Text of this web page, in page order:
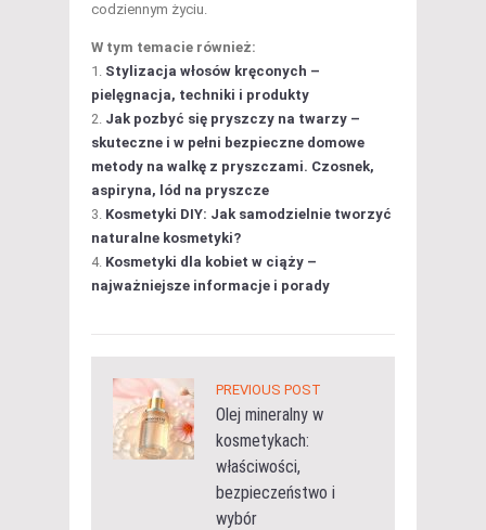
codziennym życiu.
W tym temacie również:
Stylizacja włosów kręconych –
pielęgnacja, techniki i produkty
Jak pozbyć się pryszczy na twarzy –
skuteczne i w pełni bezpieczne domowe
metody na walkę z pryszczami. Czosnek,
aspiryna, lód na pryszcze
Kosmetyki DIY: Jak samodzielnie tworzyć
naturalne kosmetyki?
Kosmetyki dla kobiet w ciąży –
najważniejsze informacje i porady
PREVIOUS POST
Olej mineralny w
kosmetykach:
właściwości,
bezpieczeństwo i
wybór